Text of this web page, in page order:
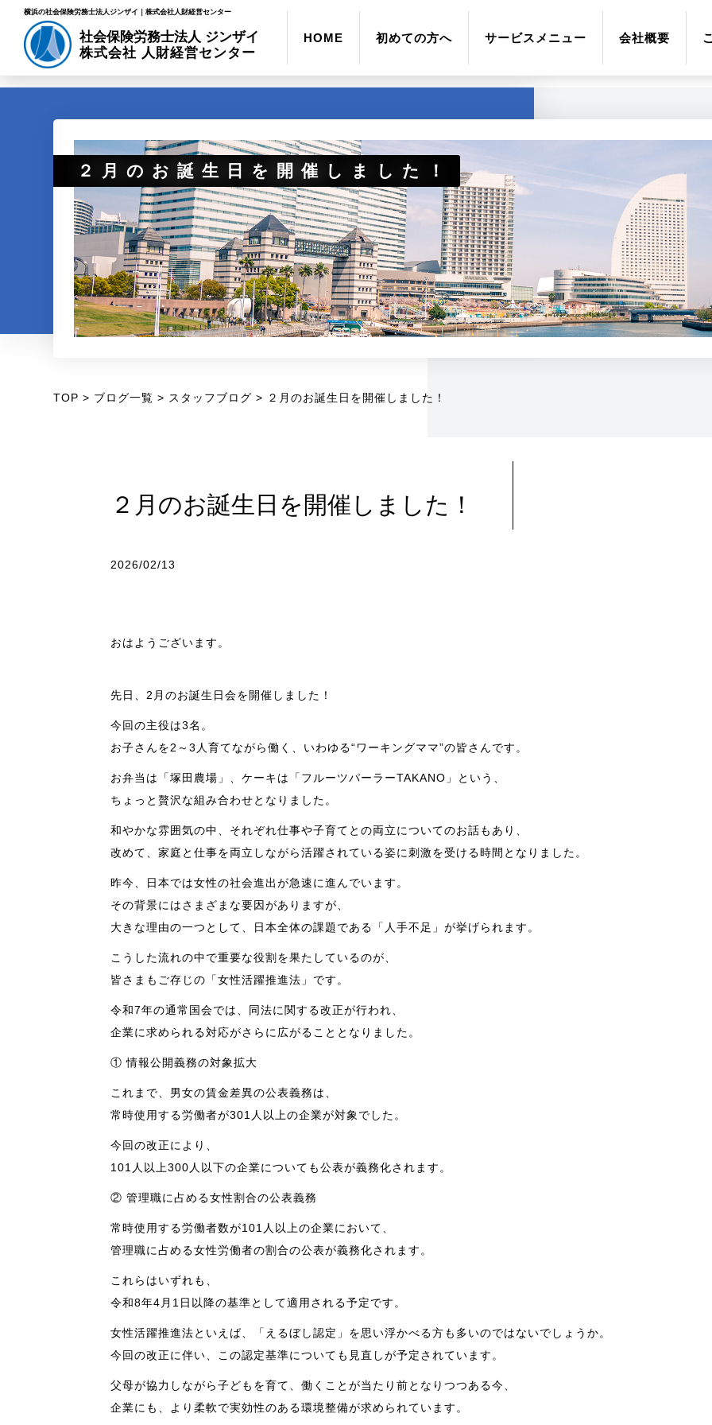
横浜の社会保険労務士法人ジンザイ｜株式会社人財経営センター
社会保険労務士法人 ジンザイ
株式会社 人財経営センター
HOME 初めての方へ サービスメニュー 会社概要
２月のお誕生日を開催しました！
TOP ブログ一覧 スタッフブログ ２月のお誕生日を開催しました！
２月のお誕生日を開催しました！
2026/02/13
おはようございます。
先日、2月のお誕生日会を開催しました！
今回の主役は3名。
お子さんを2～3人育てながら働く、いわゆる“ワーキングママ”の皆さんです。
お弁当は「塚田農場」、ケーキは「フルーツパーラーTAKANO」という、
ちょっと贅沢な組み合わせとなりました。
和やかな雰囲気の中、それぞれ仕事や子育てとの両立についてのお話もあり、
改めて、家庭と仕事を両立しながら活躍されている姿に刺激を受ける時間となりました。
昨今、日本では女性の社会進出が急速に進んでいます。
その背景にはさまざまな要因がありますが、
大きな理由の一つとして、日本全体の課題である「人手不足」が挙げられます。
こうした流れの中で重要な役割を果たしているのが、
皆さまもご存じの「女性活躍推進法」です。
令和7年の通常国会では、同法に関する改正が行われ、
企業に求められる対応がさらに広がることとなりました。
① 情報公開義務の対象拡大
これまで、男女の賃金差異の公表義務は、
常時使用する労働者が301人以上の企業が対象でした。
今回の改正により、
101人以上300人以下の企業についても公表が義務化されます。
② 管理職に占める女性割合の公表義務
常時使用する労働者数が101人以上の企業において、
管理職に占める女性労働者の割合の公表が義務化されます。
これらはいずれも、
令和8年4月1日以降の基準として適用される予定です。
女性活躍推進法といえば、「えるぼし認定」を思い浮かべる方も多いのではないでしょうか。
今回の改正に伴い、この認定基準についても見直しが予定されています。
父母が協力しながら子どもを育て、働くことが当たり前となりつつある今、
企業にも、より柔軟で実効性のある環境整備が求められています。